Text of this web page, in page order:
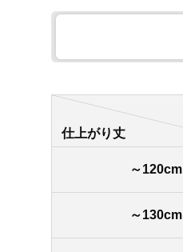
仕上がり丈
～120cm
～130cm